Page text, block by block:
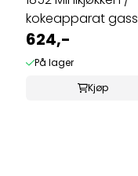
kokeapparat gass
624,-
På lager
Kjøp